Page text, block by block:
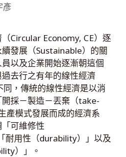
彥
Circular Economy, CE）逐
發展（Sustainable）的關
以及企業開始逐漸朝這個
去行之有年的線性經濟
同，傳統的線性經濟是以消
採－製造－丟棄（take-
產模式發展而成的經濟系
可維修性
耐用性（durability）」以及
）」。